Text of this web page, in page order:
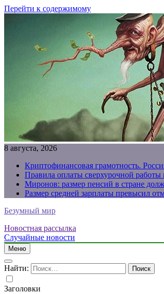
Перейти к содержимому
8 августа, 2026
Криптофинансовая грамотность.
Правила оплаты сверхурочной работы
Миронов: размер пенсий в стране
Размер средней зарплаты превысил
Безумный мир
Новостная рассылка
Случайные новости
Меню
Найти:
Заголовки